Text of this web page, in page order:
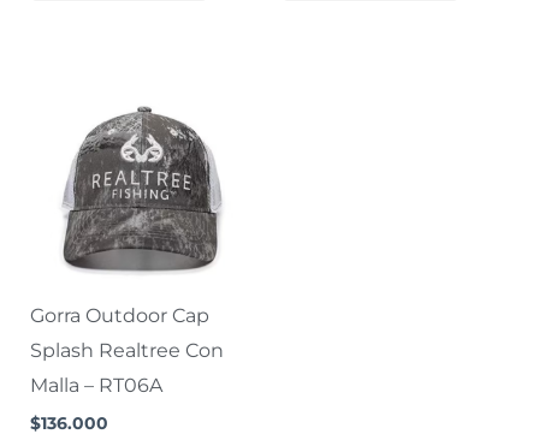
Gorra Outdoor Cap
Splash Realtree Con
Malla – RT06A
$136.000